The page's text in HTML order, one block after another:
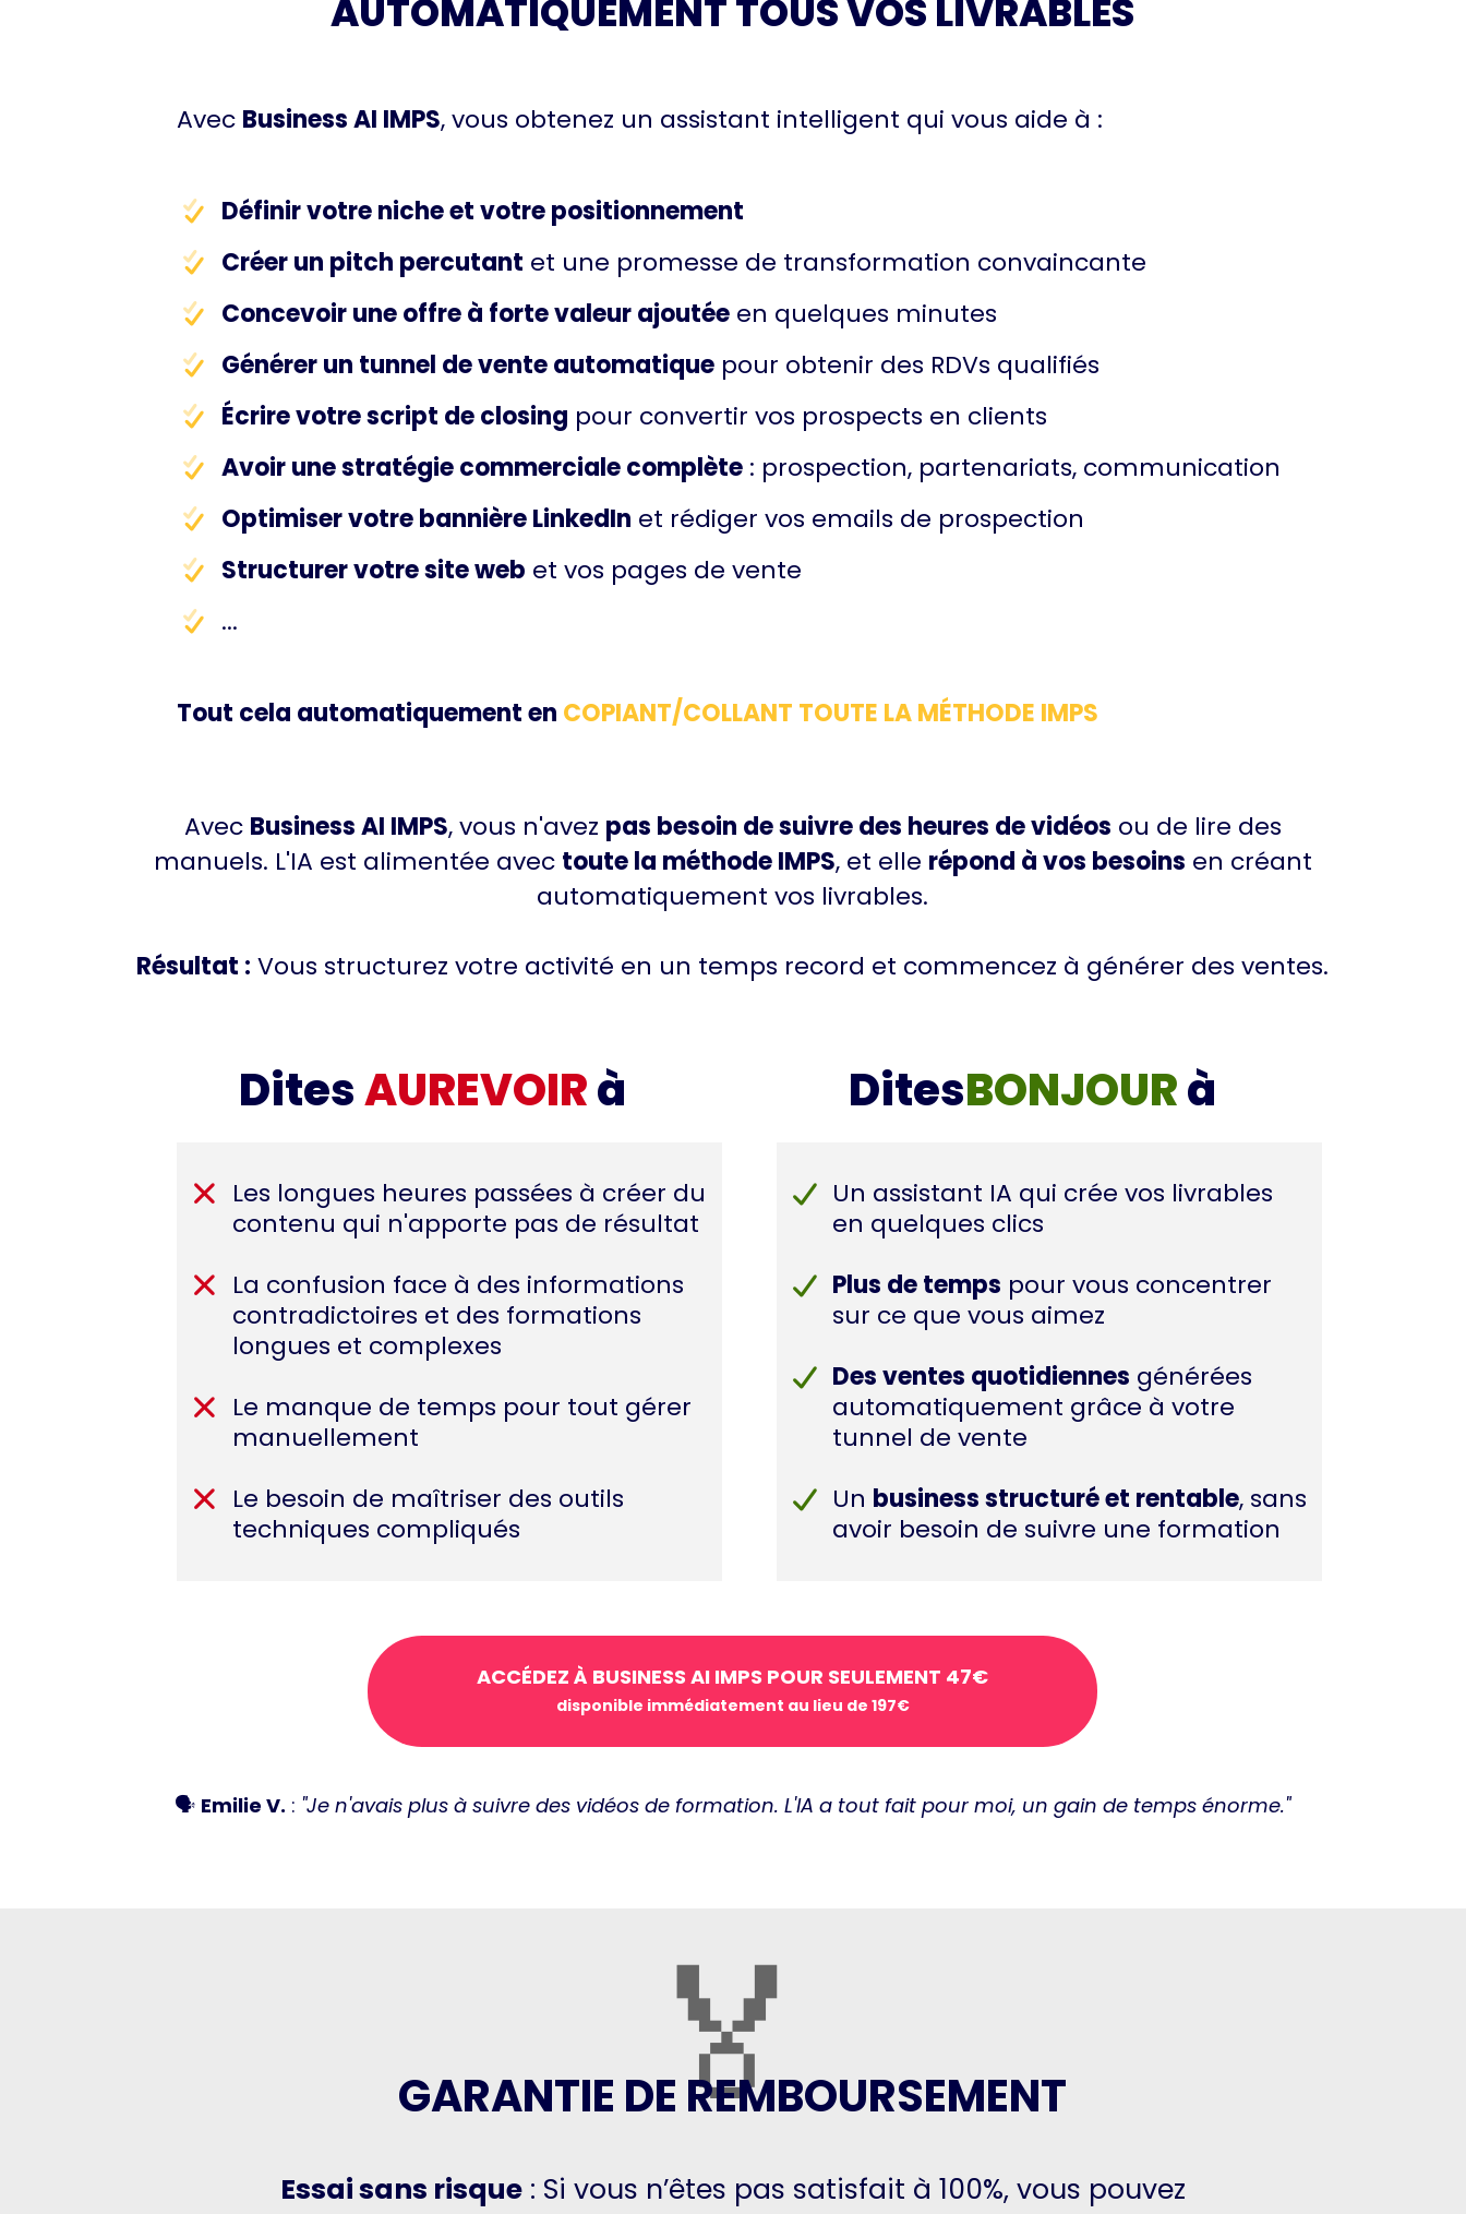
AUTOMATIQUEMENT TOUS VOS LIVRABLES
Avec Business AI IMPS, vous obtenez un assistant intelligent qui vous aide à :
Définir votre niche et votre positionnement
Créer un pitch percutant et une promesse de transformation convaincante
Concevoir une offre à forte valeur ajoutée en quelques minutes
Générer un tunnel de vente automatique pour obtenir des RDVs qualifiés
Écrire votre script de closing pour convertir vos prospects en clients
Avoir une stratégie commerciale complète : prospection, partenariats, communication
Optimiser votre bannière LinkedIn et rédiger vos emails de prospection
Structurer votre site web et vos pages de vente
...
Tout cela automatiquement en COPIANT/COLLANT TOUTE LA MÉTHODE IMPS
Avec Business AI IMPS, vous n'avez pas besoin de suivre des heures de vidéos ou de lire des
manuels. L'IA est alimentée avec toute la méthode IMPS, et elle répond à vos besoins en créant
automatiquement vos livrables.
Résultat : Vous structurez votre activité en un temps record et commencez à générer des ventes.
DitesAUREVOIRà
Les longues heures passées à créer du
contenu qui n'apporte pas de résultat
La confusion face à des informations
contradictoires et des formations
longues et complexes
Le manque de temps pour tout gérer
manuellement
Le besoin de maîtriser des outils
techniques compliqués
DitesBONJOURà
Un assistant IA qui crée vos livrables
en quelques clics
Plus de temps pour vous concentrer
sur ce que vous aimez
Des ventes quotidiennes générées
automatiquement grâce à votre
tunnel de vente
Un business structuré et rentable, sans
avoir besoin de suivre une formation
ACCÉDEZ À BUSINESS AI IMPS POUR SEULEMENT 47€
disponible immédiatement au lieu de 197€
🗣️ Emilie V. : "Je n'avais plus à suivre des vidéos de formation. L'IA a tout fait pour moi, un gain de temps énorme."
🏅
GARANTIE DE REMBOURSEMENT
Essai sans risque: Si vous n’êtes pas satisfait à 100%, vous pouvez